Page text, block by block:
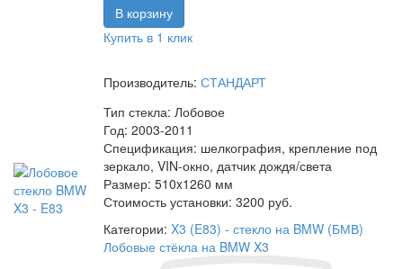
Купить в 1 клик
Производитель: СТАНДАРТ
Тип стекла: Лобовое
Год: 2003-2011
Спецификация: шелкография, крепление под
зеркало, VIN-окно, датчик дождя/света
Размер: 510x1260 мм
Стоимость установки: 3200 руб.
Категории: X3 (E83) - стекло на BMW (БМВ)
Лобовые стёкла на BMW X3